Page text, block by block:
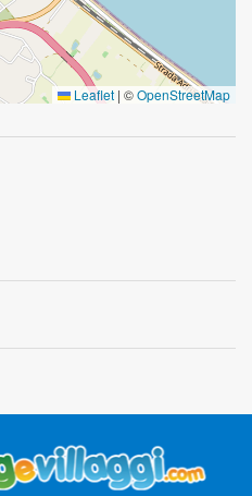
Leaflet | ©OpenStreetMap